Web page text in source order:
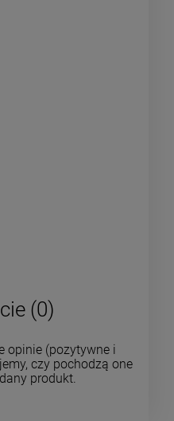
(0)
opinie (pozytywne i
czy pochodzą one
produkt.